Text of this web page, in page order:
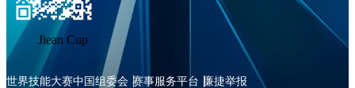
Jiean Cup
世界技能大赛中国组委会 赛事服务平台 廉捷举报